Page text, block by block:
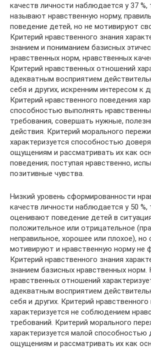
качеств личности наблюдается у 37 %,
называют нравственную норму,
поведение детей, но не мотивируют
Критерий нравственного знания
знанием и пониманием базисных
нравственных норм, нравственных
Критерий нравственных отношений
адекватным восприятием
себя и других, искренним интересом к
Критерий нравственного поведения
способностью выполнять
требования, совершать нужные,
действия. Критерий морального
характеризуется способностью
ощущениям и рассматривать их как
поведения; поступая нравственно,
позитивные чувства.
Низкий уровень сформированности
качеств личности наблюдается у 50 %,
оценивают поведение детей в
положительное или отрицательное
неправильное, хорошее или плохое), но
мотивируют и нравственную норму не
Критерий нравственного знания
знанием базисных нравственных норм.
нравственных отношений
адекватным восприятием
себя и других. Критерий
характеризуется не соблюдением
требований. Критерий морального
характеризуется малой способностью
ощущениям и рассматривать их как